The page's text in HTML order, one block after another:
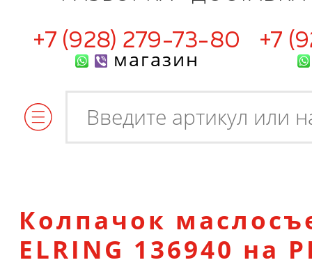
+7 (928) 279-73-80
магазин
+7
Колпачок
ELRING 136940 на